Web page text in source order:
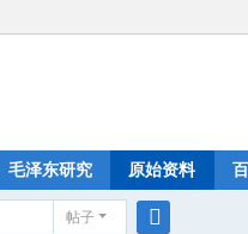
毛泽东研究 原始资料
帖子